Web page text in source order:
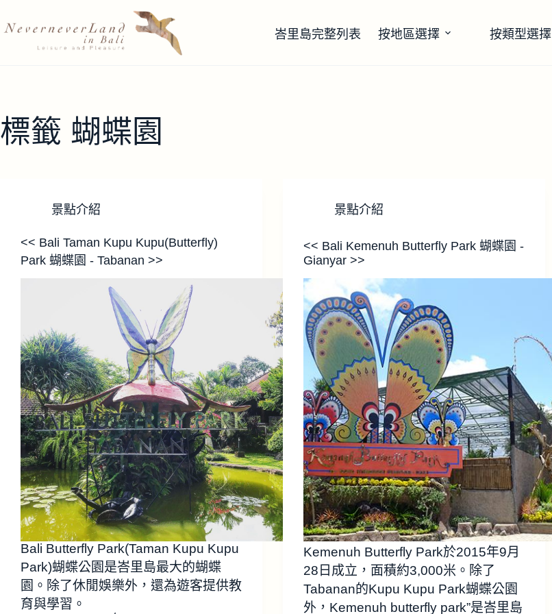
至
峇里島完整列表 按地區選擇 按類型選擇
標籤 蝴蝶園
景點介紹
<< Bali Taman Kupu Kupu(Butterfly)
Park 蝴蝶園 - Tabanan >>
Bali Butterfly Park(Taman Kupu Kupu
Park)蝴蝶公園是峇里島最大的蝴蝶
園。除了休閒娛樂外，還為遊客提供教
育與學習。
景點介紹
<< Bali Kemenuh Butterfly Park 蝴蝶園 -
Gianyar >>
Kemenuh Butterfly Park於2015年9月
28日成立，面積約3,000米。除了
Tabanan的Kupu Kupu Park蝴蝶公園
外，Kemenuh butterfly park”是峇里島